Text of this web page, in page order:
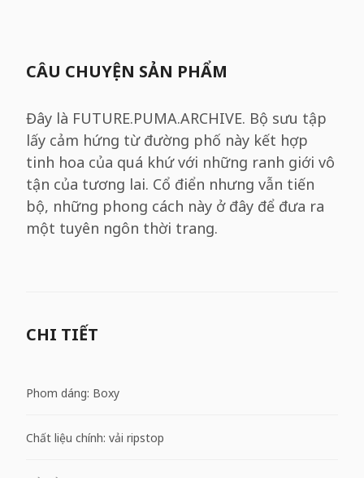
CÂU CHUYỆN SẢN PHẨM
Đây là FUTURE.PUMA.ARCHIVE. Bộ sưu tập
lấy cảm hứng từ đường phố này kết hợp
tinh hoa của quá khứ với những ranh giới vô
tận của tương lai. Cổ điển nhưng vẫn tiến
bộ, những phong cách này ở đây để đưa ra
một tuyên ngôn thời trang.
CHI TIẾT
Phom dáng: Boxy
Chất liệu chính: vải ripstop